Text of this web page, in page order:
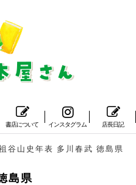
書店について インスタグラム 店長日記
谷山史年表 多川春武 徳島県
島県